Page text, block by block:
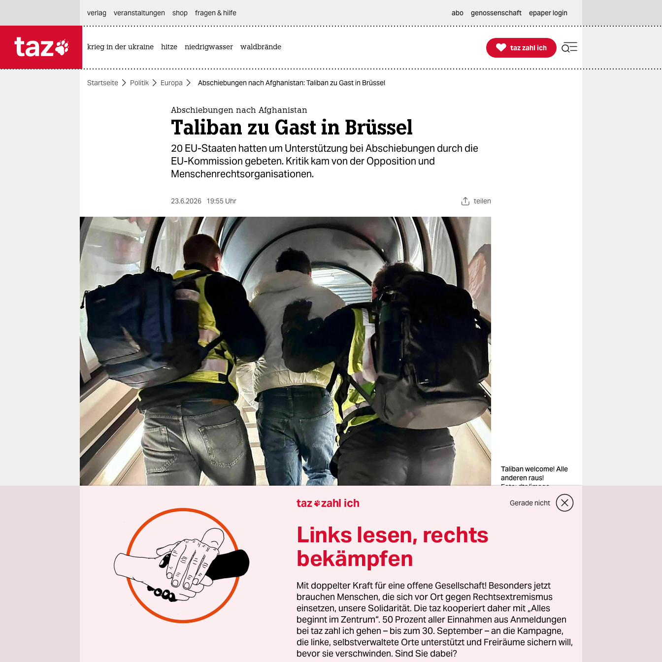
themen
berlin
nord
wahrheit
verlag
verlag
veranstaltungen
shop
fragen & hilfe
unterstützen
abo
genossenschaft
epaper login
verlag
veranstaltungen shop fragen & hilfe abo genossenschaft epaper login
krieg in der ukraine hitze niedrigwasser waldbrände 
taz zahl ich
taz zahl ich
Startseite Politik Europa Abschiebungen nach Afghanistan: Taliban zu Gast in Brüssel
Abschiebungen nach Afghanistan
Taliban zu Gast in Brüssel
20 EU-Staaten hatten um Unterstützung bei Abschiebungen durch die
EU-Kommission gebeten. Kritik kam von der Opposition und
Menschenrechtsorganisationen.
23.6.2026 19:55 Uhr teilen
Taliban welcome! Alle
anderen raus!
Foto: dts/imago
Aus Brüssel
Neuer Tabubruch in der europäischen Asyl- und Migrationspolitik:
Nach den umstrittenen
„Rückführungszentren“ in Drittstaaten
Albanien oder Rwanda will die EU nun auch Abschiebungen von nicht
anerkannten Asylbewerbern nach Afghanistan ermöglichen. Zu
diesem Zweck reiste am Dienstag eine fünfköpfige Delegation der
radikalislamistischen Talibannach Brüssel, um Gespräche mit der EU-
taz zahl ich Gerade nicht
Links lesen, rechts
bekämpfen
Mit doppelter Kraft für eine offene Gesellschaft! Besonders jetzt
brauchen Menschen, die sich vor Ort gegen Rechtsextremismus
einsetzen, unsere Solidarität. Die taz kooperiert daher mit „Alles
beginnt im Zentrum“. 50 Prozent aller Einnahmen aus Anmeldungen
bei taz zahl ich gehen – bis zum 30. September – an die Kampagne,
die linke, selbstverwaltete Orte unterstützt und Freiräume sichern will,
bevor sie verschwinden. Sind Sie dabei?